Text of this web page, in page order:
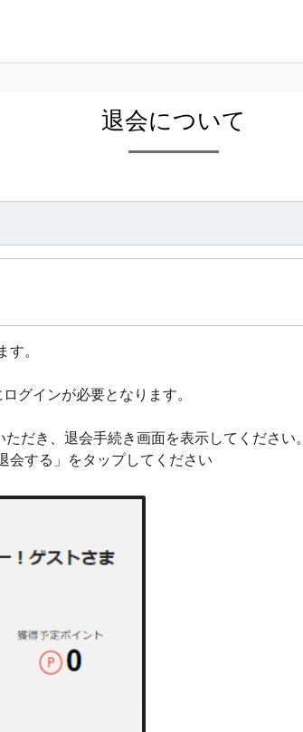
退会について
。
グインが必要となります。
ただき、退会手続き画面を表示してください。
会する」をタップしてください